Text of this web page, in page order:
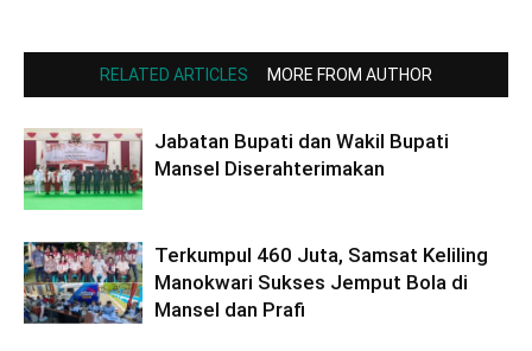
RELATED ARTICLES MORE FROM AUTHOR
Jabatan Bupati dan Wakil Bupati
Mansel Diserahterimakan
Terkumpul 460 Juta, Samsat Keliling
Manokwari Sukses Jemput Bola di
Mansel dan Prafi